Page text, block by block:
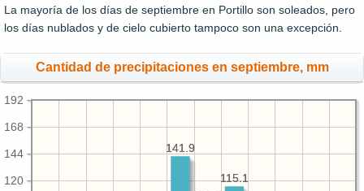
La mayoría de los días de septiembre en Portillo son soleados, pero
los días nublados y de cielo cubierto tampoco son una excepción.
Cantidad de precipitaciones en septiembre, mm
120
144
168
192
115.1
141.9
115.1
141.9